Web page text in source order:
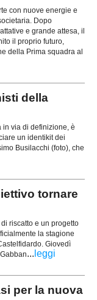
con nuove energie e
Dopo
e grande attesa, il
il proprio futuro,
della Prima squadra al
della
in via di definizione, è
un identikit dei
Busilacchi (foto), che
tornare
riscatto e un progetto
la stagione
Giovedì
... leggi
per la nuova